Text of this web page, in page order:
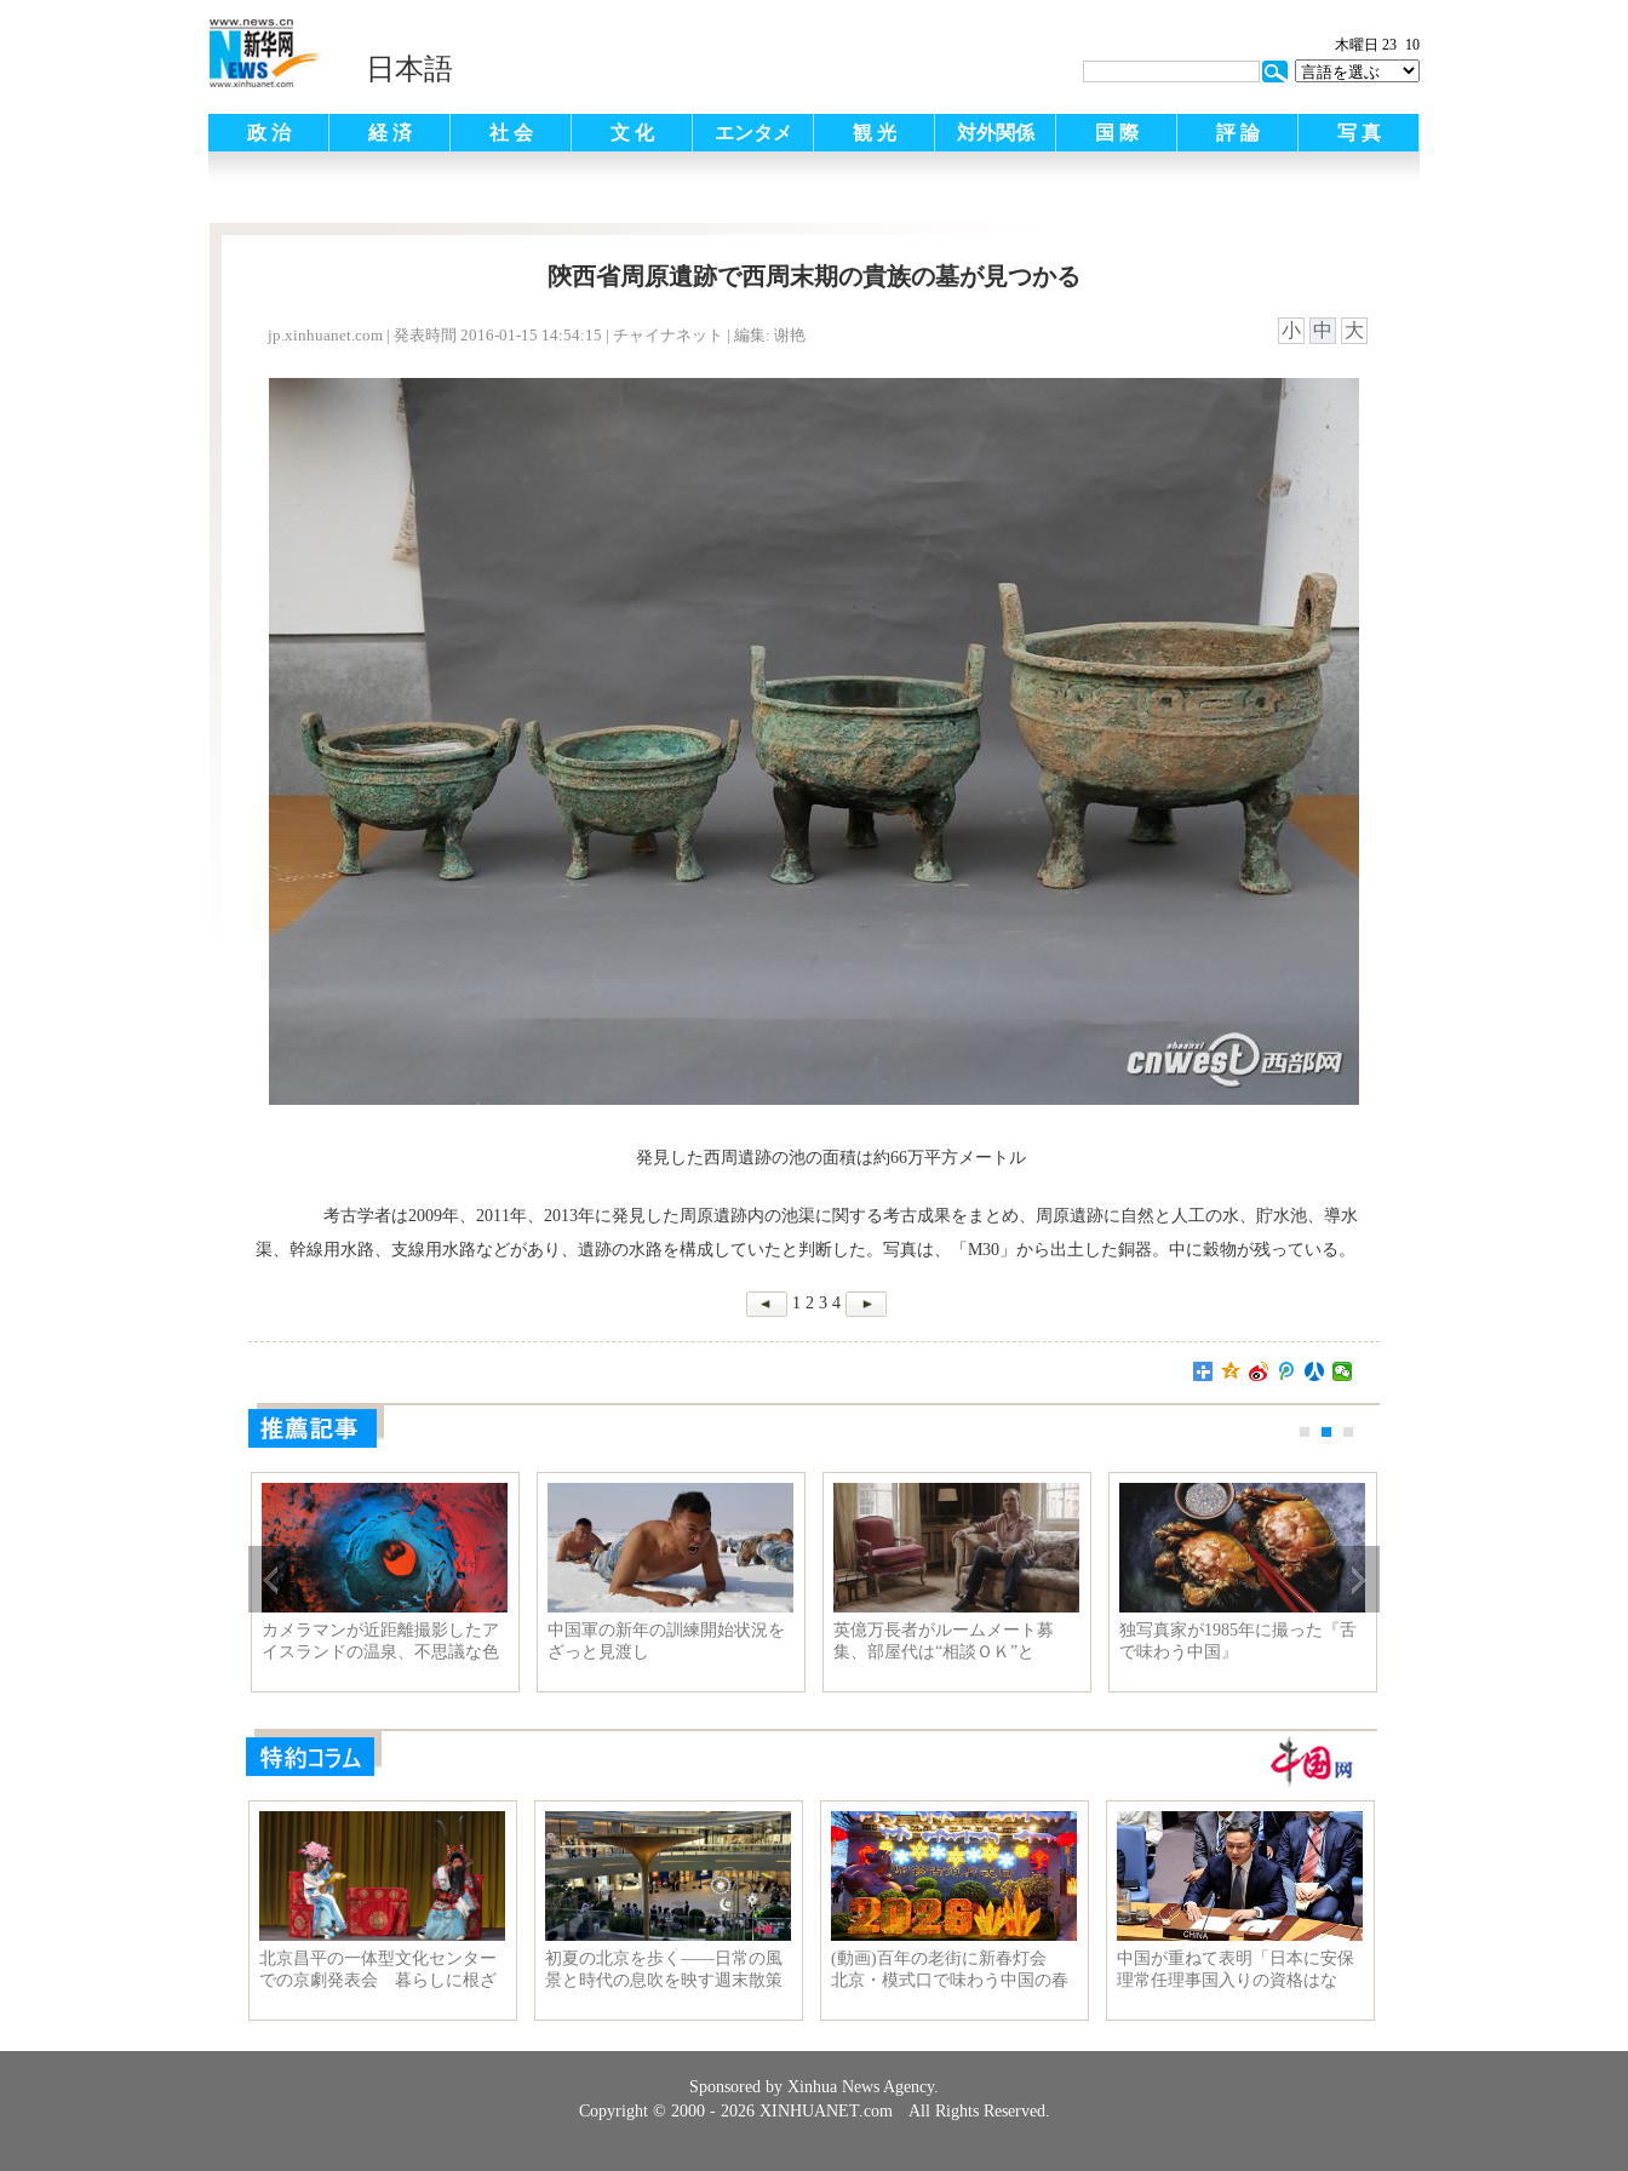
日本語
木曜日 23 10
政 治 経 済 社 会 文 化 エンタメ 観 光 対外関係 国 際 評 論 写 真
陝西省周原遺跡で西周末期の貴族の墓が見つかる
jp.xinhuanet.com | 発表時間 2016-01-15 14:54:15 | チャイナネット | 編集: 谢艳 小 中 大
発見した西周遺跡の池の面積は約66万平方メートル
考古学者は2009年、2011年、2013年に発見した周原遺跡内の池渠に関する考古成果をまとめ、周原遺跡に自然と人工の水、貯水池、導水
渠、幹線用水路、支線用水路などがあり、遺跡の水路を構成していたと判断した。写真は、「M30」から出土した銅器。中に穀物が残っている。
1 2 3 4
カメラマンが近距離撮影したア
イスランドの温泉、不思議な色
中国軍の新年の訓練開始状況を
ざっと見渡し
英億万長者がルームメート募
集、部屋代は“相談ＯＫ”と
独写真家が1985年に撮った『舌
で味わう中国』
Sponsored by Xinhua News Agency.
Copyright © 2000 - 2026 XINHUANET.com All Rights Reserved.